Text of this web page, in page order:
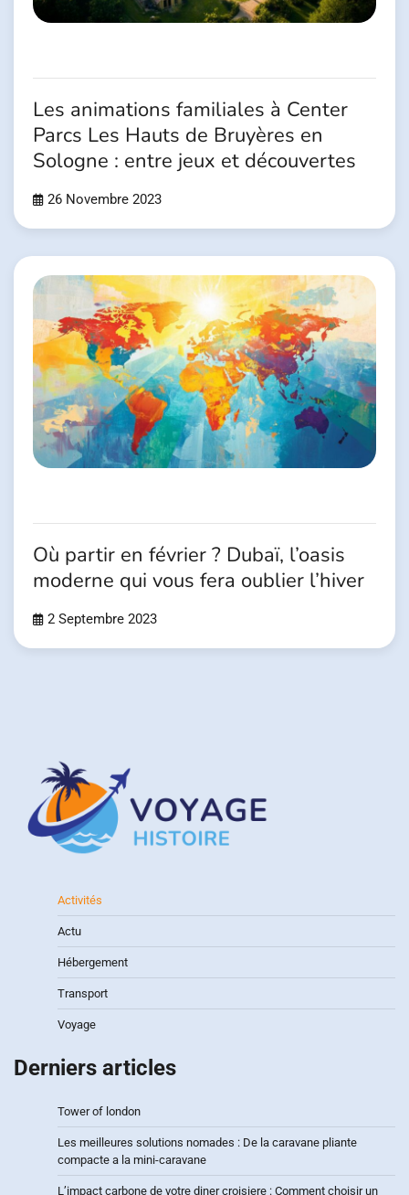
Les animations familiales à Center
Parcs Les Hauts de Bruyères en
Sologne : entre jeux et découvertes
26 Novembre 2023
Où partir en février ? Dubaï, l’oasis
moderne qui vous fera oublier l’hiver
2 Septembre 2023
Activités
Actu
Hébergement
Transport
Voyage
Derniers articles
Tower of london
Les meilleures solutions nomades : De la caravane pliante
compacte a la mini-caravane
L’impact carbone de votre diner croisiere : Comment choisir un